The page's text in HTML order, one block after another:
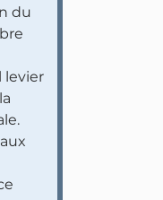
du
levier